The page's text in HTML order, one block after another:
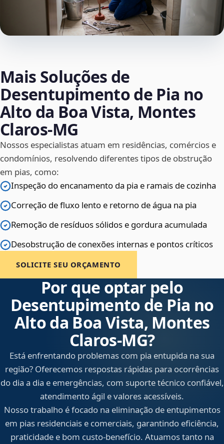
Mais Soluções de
Desentupimento de Pia no
Alto da Boa Vista, Montes
Claros‑MG
Nossos especialistas atuam em residências, comércios e
condomínios, resolvendo diferentes tipos de obstrução
em pias, como:
Inspeção do encanamento da pia e ramais de cozinha
Correção de fluxo lento e retorno de água na pia
Remoção de resíduos sólidos e gordura acumulada
Desobstrução de conexões internas e pontos críticos
SOLICITE SEU ORÇAMENTO
Por que optar pelo
Desentupimento de Pia no
Alto da Boa Vista, Montes
Claros‑MG?
Está enfrentando problemas com pia entupida na sua
região? Oferecemos respostas rápidas para ocorrências
do dia a dia e emergências, com suporte técnico confiável,
atendimento ágil e valores acessíveis.
Nosso trabalho é focado na eliminação de entupimentos
em pias residenciais e comerciais, garantindo eficiência,
praticidade e bom custo-benefício. Atuamos tanto na